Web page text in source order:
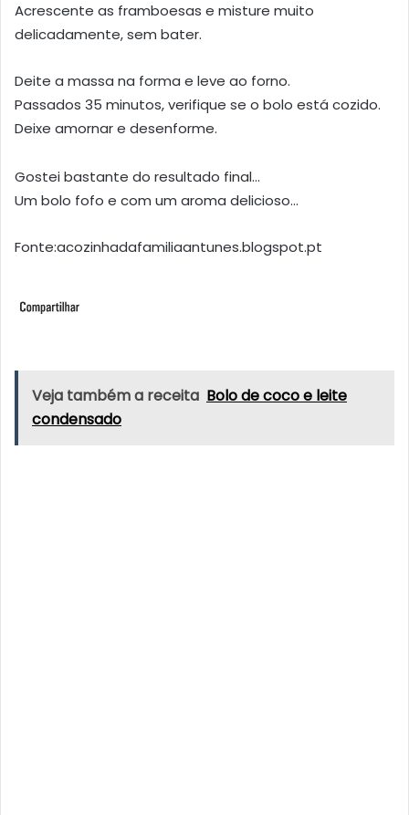
Acrescente as framboesas e misture muito
delicadamente, sem bater.
Deite a massa na forma e leve ao forno.
Passados 35 minutos, verifique se o bolo está cozido.
Deixe amornar e desenforme.
Gostei bastante do resultado final…
Um bolo fofo e com um aroma delicioso…
Fonte:acozinhadafamiliaantunes.blogspot.pt
Veja também a receita Bolo de coco e leite
condensado